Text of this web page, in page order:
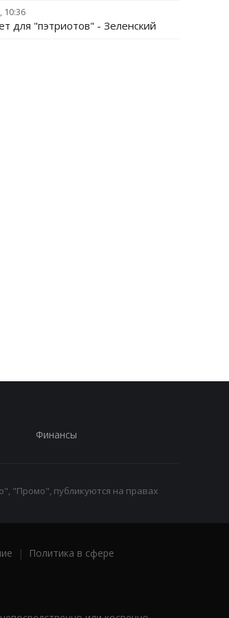
10:36
для "пэтриотов" - Зеленский
Финансы
"Промо", публикуются на правах
|
Политика в сфере